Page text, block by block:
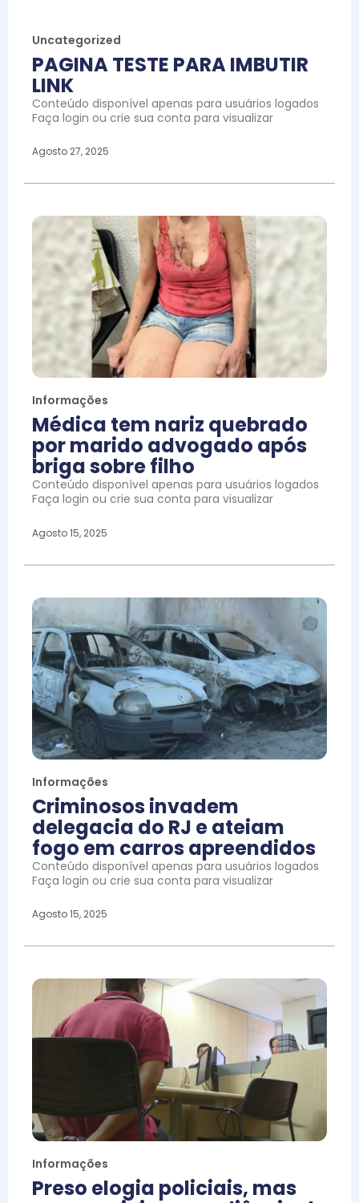
Uncategorized
PAGINA TESTE PARA IMBUTIR
LINK
Conteúdo disponível apenas para usuários logados
Faça login ou crie sua conta para visualizar
Agosto 27, 2025
Informações
Médica tem nariz quebrado
por marido advogado após
briga sobre filho
Conteúdo disponível apenas para usuários logados
Faça login ou crie sua conta para visualizar
Agosto 15, 2025
Informações
Criminosos invadem
delegacia do RJ e ateiam
fogo em carros apreendidos
Conteúdo disponível apenas para usuários logados
Faça login ou crie sua conta para visualizar
Agosto 15, 2025
Informações
Preso elogia policiais, mas